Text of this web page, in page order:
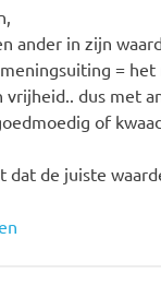
ander in zijn
=
vrijheid.. dus met
of
dat de juiste